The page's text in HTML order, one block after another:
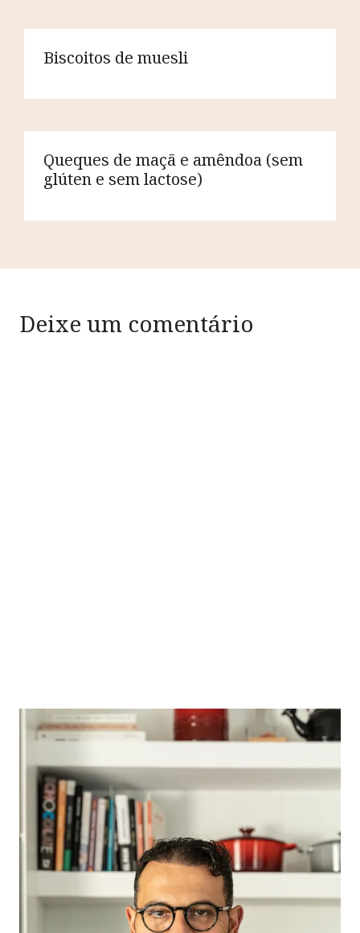
Biscoitos de muesli
Queques de maçã e amêndoa (sem
glúten e sem lactose)
Deixe um comentário